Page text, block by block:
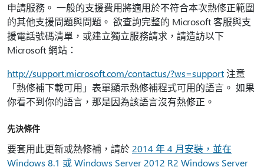
申請服務。 一般的支援費用將適用於不符合本次熱修正範圍
的其他支援問題與問題。 欲查詢完整的 Microsoft 客服與支
援電話號碼清單，或建立獨立服務請求，請造訪以下
Microsoft 網站：
http://support.microsoft.com/contactus/?ws=support注意
「熱修補下載可用」表單顯示熱修補程式可用的語言。 如果
你看不到你的語言，那是因為該語言沒有熱修正。
先決條件
要套用此更新或熱修補，請於 2014 年 4 月安裝，並在
Windows 8.1 或 Windows Server 2012 R2 Windows Server